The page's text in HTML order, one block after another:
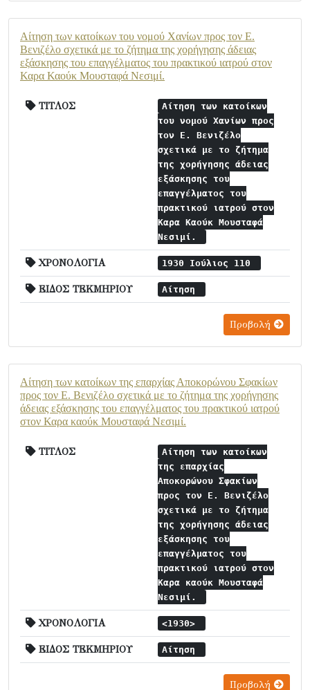
Αίτηση των κατοίκων του νομού Χανίων προς τον Ε.
Βενιζέλο σχετικά με το ζήτημα της χορήγησης άδειας
εξάσκησης του επαγγέλματος του πρακτικού ιατρού στον
Καρα Καούκ Μουσταφά Νεσιμί.
ΤΙΤΛΟΣ
Αίτηση των κατοίκων
του νομού Χανίων προς
τον Ε. Βενιζέλο
σχετικά με το ζήτημα
της χορήγησης άδειας
εξάσκησης του
επαγγέλματος του
πρακτικού ιατρού στον
Καρα Καούκ Μουσταφά
Νεσιμί.
ΧΡΟΝΟΛΟΓΙΑ 1930 Ιούλιος 110
ΕΙΔΟΣ ΤΕΚΜΗΡΙΟΥ Αίτηση
Προβολή
Αίτηση των κατοίκων της επαρχίας Αποκορώνου Σφακίων
προς τον Ε. Βενιζέλο σχετικά με το ζήτημα της χορήγησης
άδειας εξάσκησης του επαγγέλματος του πρακτικού ιατρού
στον Καρα καούκ Μουσταφά Νεσιμί.
ΤΙΤΛΟΣ
Αίτηση των κατοίκων
της επαρχίας
Αποκορώνου Σφακίων
προς τον Ε. Βενιζέλο
σχετικά με το ζήτημα
της χορήγησης άδειας
εξάσκησης του
επαγγέλματος του
πρακτικού ιατρού στον
Καρα καούκ Μουσταφά
Νεσιμί.
ΧΡΟΝΟΛΟΓΙΑ <1930>
ΕΙΔΟΣ ΤΕΚΜΗΡΙΟΥ Αίτηση
Προβολή